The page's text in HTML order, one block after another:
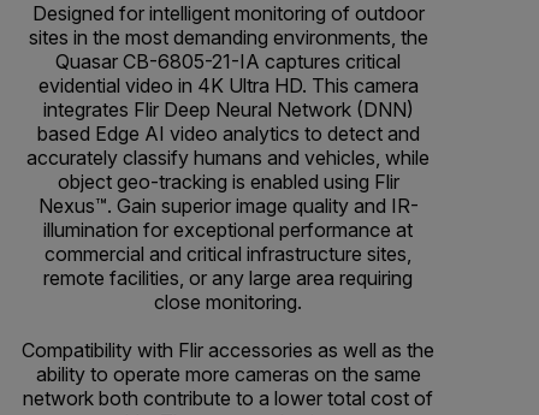
Designed for intelligent monitoring of outdoor
sites in the most demanding environments, the
Quasar CB-6805-21-IA captures critical
evidential video in 4K Ultra HD. This camera
integrates Flir Deep Neural Network (DNN)
based Edge AI video analytics to detect and
accurately classify humans and vehicles, while
object geo-tracking is enabled using Flir
Nexus™. Gain superior image quality and IR-
illumination for exceptional performance at
commercial and critical infrastructure sites,
remote facilities, or any large area requiring
close monitoring.
Compatibility with Flir accessories as well as the
ability to operate more cameras on the same
network both contribute to a lower total cost of